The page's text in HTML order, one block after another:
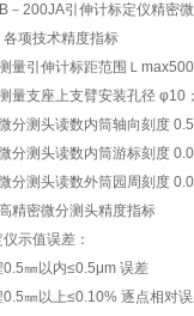
－200JA引伸计标定仪精密
各项技术精度指标
量引伸计标距范围Ｌ
量支座上支臂安装孔径 φ10
分测头读数内筒轴向刻度
分测头读数内筒游标刻度
分测头读数外筒园周刻度
精密微分测头精度指标
示值误差：
0.5㎜以内≤0.5μm 误差
0.5㎜以上≤0.10% 逐点相对